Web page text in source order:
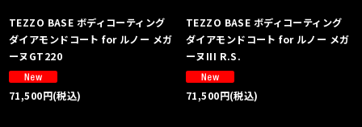
TEZZO BASE ボディコーティング
ダイアモンドコート for ルノー メガ
ーヌGT220
71,500円(税込)
TEZZO BASE ボディコーティング
ダイアモンドコート for ルノー メガ
ーヌIII R.S.
71,500円(税込)